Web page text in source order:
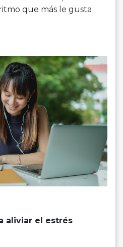
que más le gusta
aliviar el estrés